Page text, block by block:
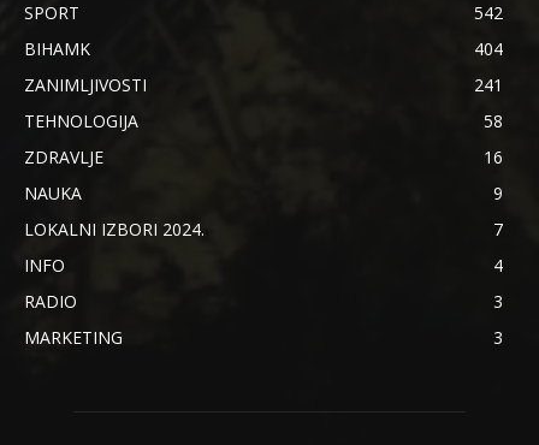
SPORT
542
BIHAMK
404
ZANIMLJIVOSTI
241
TEHNOLOGIJA
58
ZDRAVLJE
16
NAUKA
9
LOKALNI IZBORI 2024.
7
INFO
4
RADIO
3
MARKETING
3